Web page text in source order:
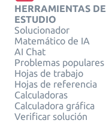
HERRAMIENTAS DE
ESTUDIO
Solucionador
Matemático de IA
AI Chat
Problemas populares
Hojas de trabajo
Hojas de referencia
Calculadoras
Calculadora gráfica
Verificar solución